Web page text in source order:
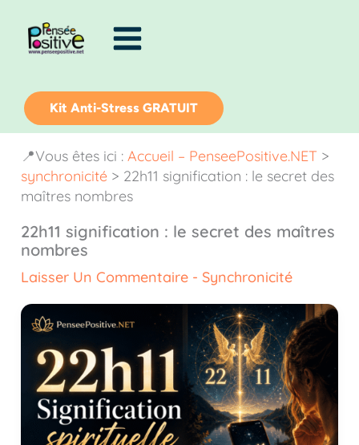
contenu
Kit Anti-Stress GRATUIT
📍Vous êtes ici : Accueil – PenseePositive.NET >
synchronicité> 22h11 signification : le secret des
maîtres nombres
22h11 signification : le secret des maîtres
nombres
Laisser Un Commentaire - Synchronicité